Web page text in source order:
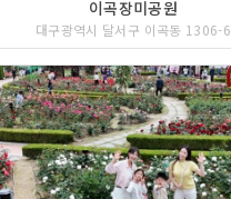
이곡장미공원
대구광역시 달서구 이곡동 1306-6